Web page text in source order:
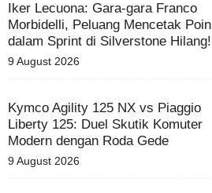
Iker Lecuona: Gara-gara Franco
Morbidelli, Peluang Mencetak Poin
dalam Sprint di Silverstone Hilang!
9 August 2026
Kymco Agility 125 NX vs Piaggio
Liberty 125: Duel Skutik Komuter
Modern dengan Roda Gede
9 August 2026